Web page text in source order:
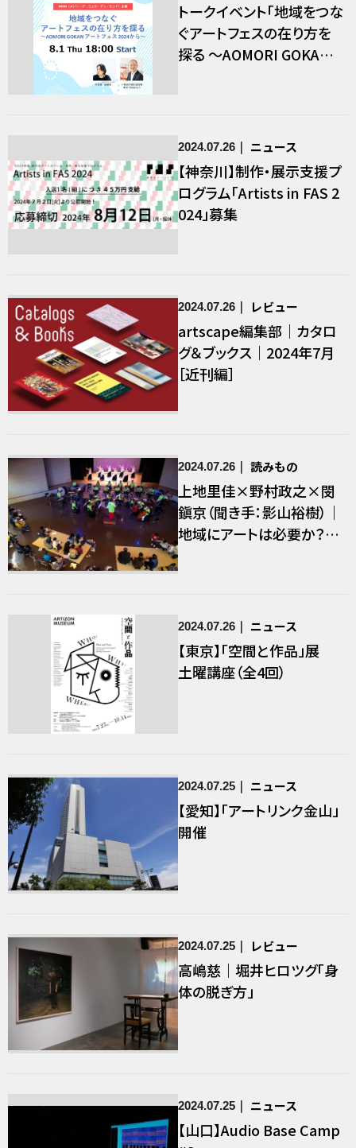
トークイベント「地域をつな
ぐアートフェスの在り方を
探る ～AOMORI GOKAN
2024.07.26 ニュース
【神奈川】制作・展示支援プ
ログラム「Artists in FAS 2
024」募集
2024.07.26 レビュー
artscape編集部｜カタロ
グ＆ブックス｜2024年7月
［近刊編］
2024.07.26 読みもの
上地里佳×野村政之×閔
鎭京（聞き手：影山裕樹）｜
地域にアートは必要か？
2024.07.26 ニュース
【東京】「空間と作品」展
土曜講座（全4回）
2024.07.25 ニュース
【愛知】「アートリンク金山」
開催
2024.07.25 レビュー
高嶋慈｜堀井ヒロツグ「身
体の脱ぎ方」
2024.07.25 ニュース
【山口】Audio Base Camp